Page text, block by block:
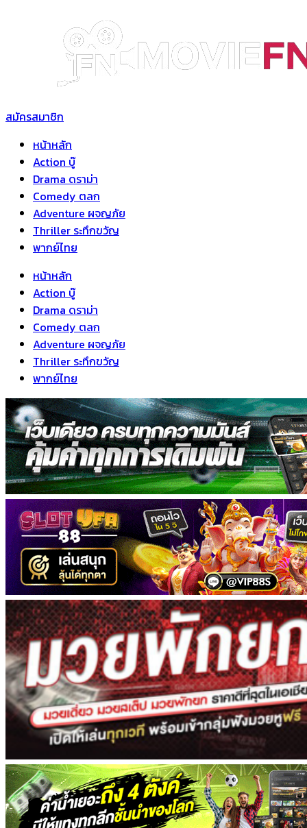
สมัครสมาชิก
หน้าหลัก
Action บู๊
Drama ดราม่า
Comedy ตลก
Adventure ผจญภัย
Thriller ระทึกขวัญ
พากย์ไทย
หน้าหลัก
Action บู๊
Drama ดราม่า
Comedy ตลก
Adventure ผจญภัย
Thriller ระทึกขวัญ
พากย์ไทย